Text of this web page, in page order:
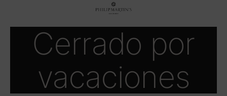
Cerrado por
vacaciones